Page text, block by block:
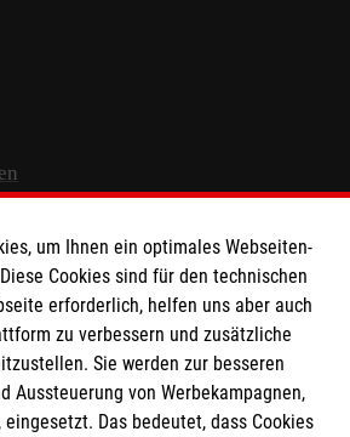
Hilfsdienst e.V.
1201 2000 12
um Ihnen ein optimales Webseiten-
Cookies sind für den technischen
erforderlich, helfen uns aber auch
zu verbessern und zusätzliche
Sie werden zur besseren
Aussteuerung von Werbekampagnen,
eingesetzt. Das bedeutet, dass Cookies